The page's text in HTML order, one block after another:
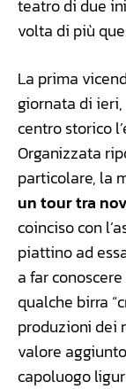
teatro di due
volta di più
La prima
giornata di
centro storico
Organizzata
particolare, la
un tour tra
coinciso con
piattino ad
a far
qualche birra
produzioni dei
valore
capoluogo